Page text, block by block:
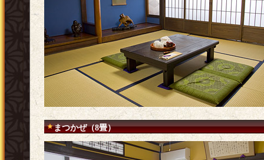
まつかぜ（8畳）